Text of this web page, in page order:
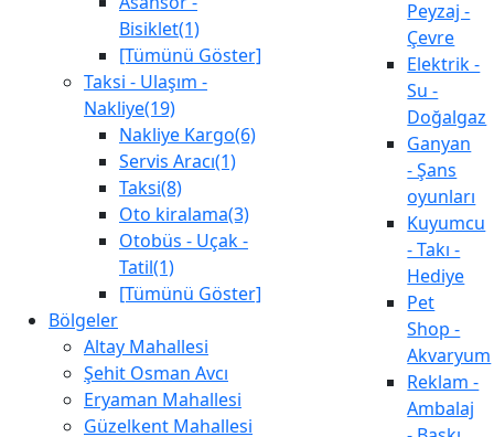
Bisiklet(1)
[Tümünü Göster]
Taksi - Ulaşım -
Nakliye(19)
Nakliye Kargo(6)
Servis Aracı(1)
Taksi(8)
Oto kiralama(3)
Otobüs - Uçak -
Tatil(1)
[Tümünü Göster]
Bölgeler
Altay Mahallesi
Şehit Osman Avcı
Eryaman Mahallesi
Güzelkent Mahallesi
Peyzaj -
Çevre
Elektrik -
Su -
Doğalgaz
Ganyan
- Şans
oyunları
Kuyumcu
- Takı -
Hediye
Pet
Shop -
Akvaryum
Reklam -
Ambalaj